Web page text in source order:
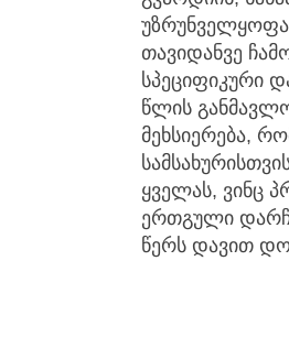
თავიდანვე
სპეციფიკური
წლის
მეხსიერება,
ყველას, ვინც
ერთგული
წერს დავით